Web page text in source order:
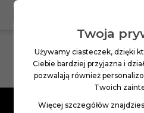
Twoja
Używamy ciasteczek, dzięki
Ciebie bardziej przyjazna i
pozwalają również
Twoich
Więcej szczegółów
Menu